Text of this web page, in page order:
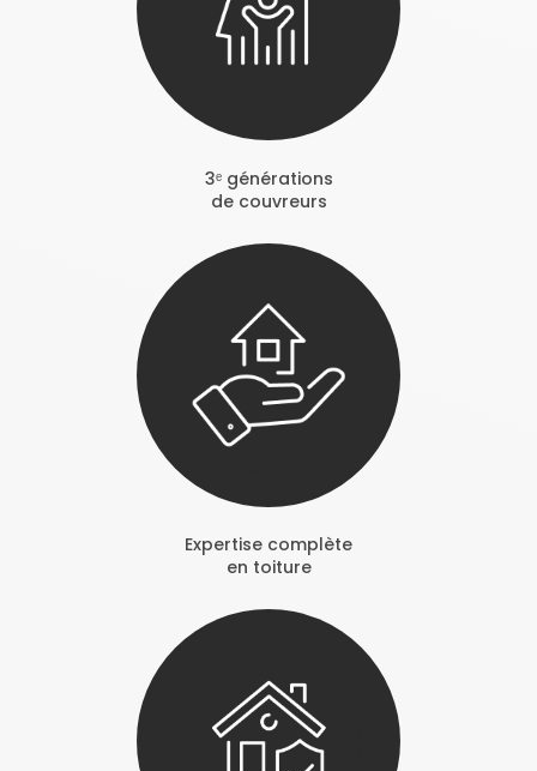
3ᵉ générations
de couvreurs
Expertise complète
en toiture